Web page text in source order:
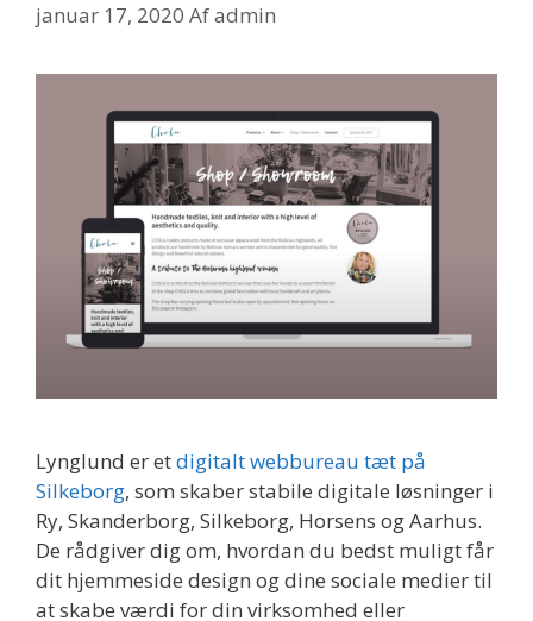
januar 17, 2020 Afadmin
Lynglund er etdigitalt webbureau tæt på
Silkeborg, som skaber stabile digitale løsninger i
Ry, Skanderborg, Silkeborg, Horsens og Aarhus.
De rådgiver dig om, hvordan du bedst muligt får
dit hjemmeside design og dine sociale medier til
at skabe værdi for din virksomhed eller